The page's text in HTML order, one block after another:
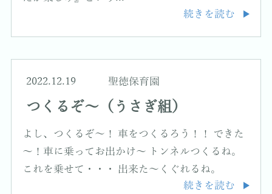
続きを読む
2022.12.19 聖徳保育園
つくるぞ～（うさぎ組）
よし、つくるぞ～！ 車をつくるろう！！ できた
～！車に乗ってお出かけ～ トンネルつくるね。
これを乗せて・・・ 出来た～くぐれるね。
続きを読む